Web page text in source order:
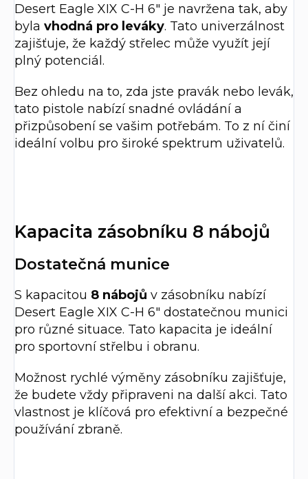
Desert Eagle XIX C-H 6" je navržena tak, aby
byla vhodná pro leváky. Tato univerzálnost
zajišťuje, že každý střelec může využít její
plný potenciál.
Bez ohledu na to, zda jste pravák nebo levák,
tato pistole nabízí snadné ovládání a
přizpůsobení se vašim potřebám. To z ní činí
ideální volbu pro široké spektrum uživatelů.
Kapacita zásobníku 8 nábojů
Dostatečná munice
S kapacitou 8 nábojů v zásobníku nabízí
Desert Eagle XIX C-H 6" dostatečnou munici
pro různé situace. Tato kapacita je ideální
pro sportovní střelbu i obranu.
Možnost rychlé výměny zásobníku zajišťuje,
že budete vždy připraveni na další akci. Tato
vlastnost je klíčová pro efektivní a bezpečné
používání zbraně.